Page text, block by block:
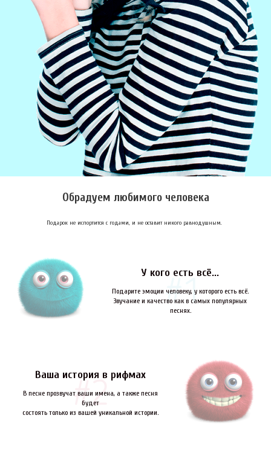
Обрадуем любимого человека
Подарок не испортится с годами, и не оставит никого равнодушным.
У кого есть всё...
Подарите эмоции человеку, у которого есть всё.
Звучание и качество как в самых популярных
песнях.
Ваша история в рифмах
В песне прозвучат ваши имена, а также песня
будет
состоять только из вашей уникальной истории.